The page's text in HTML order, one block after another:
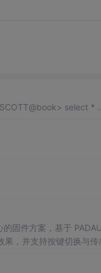
[20170103]关于latch shared pool.txt --网友问的问题:http://www.itpub.net/thread-2074374-1-1.html SCOTT@book> select * ...
，并支持按键切换与传